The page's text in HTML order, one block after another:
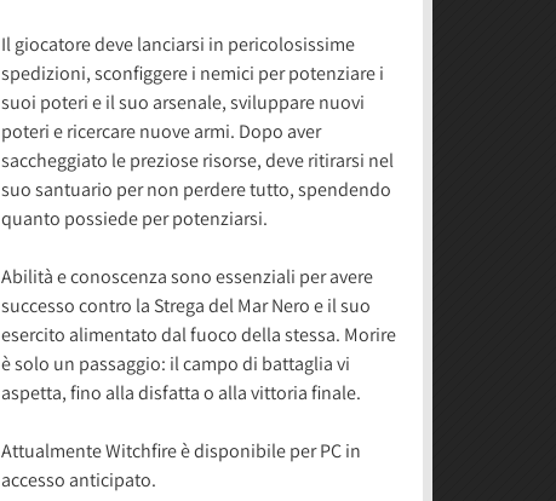
Il giocatore deve lanciarsi in pericolosissime
spedizioni, sconfiggere i nemici per potenziare i
suoi poteri e il suo arsenale, sviluppare nuovi
poteri e ricercare nuove armi. Dopo aver
saccheggiato le preziose risorse, deve ritirarsi nel
suo santuario per non perdere tutto, spendendo
quanto possiede per potenziarsi.
Abilità e conoscenza sono essenziali per avere
successo contro la Strega del Mar Nero e il suo
esercito alimentato dal fuoco della stessa. Morire
è solo un passaggio: il campo di battaglia vi
aspetta, fino alla disfatta o alla vittoria finale.
Attualmente Witchfire è disponibile per PC in
accesso anticipato.